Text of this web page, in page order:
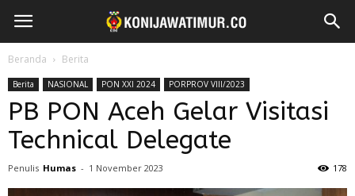
Beranda Berita
Berita NASIONAL PON XXI 2024 PORPROV VIII/2023
PB PON Aceh Gelar Visitasi
Technical Delegate
Penulis Humas - 1 November 2023 178